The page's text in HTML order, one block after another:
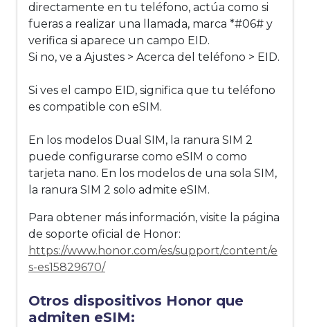
directamente en tu teléfono, actúa como si
fueras a realizar una llamada, marca *#06# y
verifica si aparece un campo EID.
Si no, ve a Ajustes > Acerca del teléfono > EID.
Si ves el campo EID, significa que tu teléfono
es compatible con eSIM.
En los modelos Dual SIM, la ranura SIM 2
puede configurarse como eSIM o como
tarjeta nano. En los modelos de una sola SIM,
la ranura SIM 2 solo admite eSIM.
Para obtener más información, visite la página
de soporte oficial de Honor:
https://www.honor.com/es/support/content/e
s-es15829670/
Otros dispositivos Honor que
admiten eSIM: